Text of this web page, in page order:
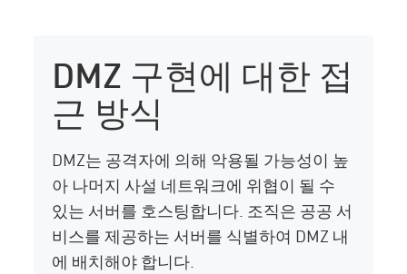
DMZ 구현에 대한 접
근 방식
DMZ는 공격자에 의해 악용될 가능성이 높
아 나머지 사설 네트워크에 위협이 될 수
있는 서버를 호스팅합니다. 조직은 공공 서
비스를 제공하는 서버를 식별하여 DMZ 내
에 배치해야 합니다.